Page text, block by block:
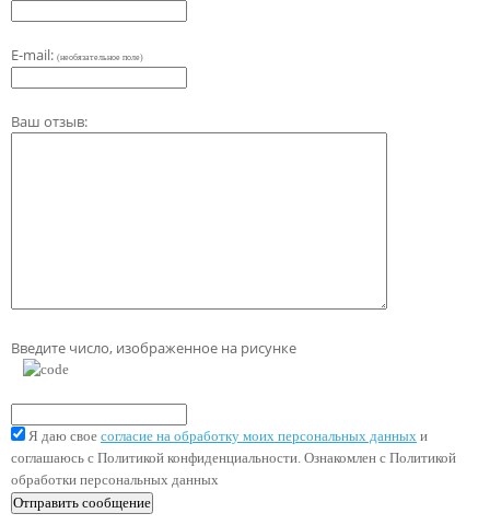
E-mail: (необязательное поле)
Ваш отзыв:
Введите число, изображенное на рисунке
Я даю свое согласие на обработку моих персональных данных и
соглашаюсь с Политикой конфиденциальности. Ознакомлен с Политикой
обработки персональных данных